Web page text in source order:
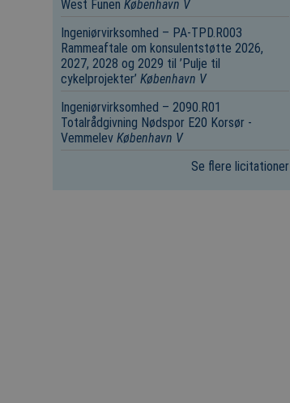
West Funen København V
Ingeniørvirksomhed – PA-TPD.R003
Rammeaftale om konsulentstøtte 2026,
2027, 2028 og 2029 til ’Pulje til
cykelprojekter’ København V
Ingeniørvirksomhed – 2090.R01
Totalrådgivning Nødspor E20 Korsør ­
Vemmelev København V
Se flere licitationer